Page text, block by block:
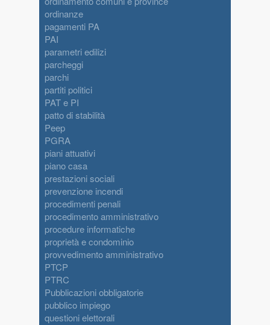
ordinanze
pagamenti PA
PAI
parametri edilizi
parcheggi
parchi
partiti politici
PAT e PI
patto di stabilità
Peep
PGRA
piani attuativi
piano casa
prestazioni sociali
prevenzione incendi
procedimenti penali
procedimento amministrativo
procedure informatiche
proprietà e condominio
provvedimento amministrativo
PTCP
PTRC
Pubblicazioni obbligatorie
pubblico impiego
questioni elettorali